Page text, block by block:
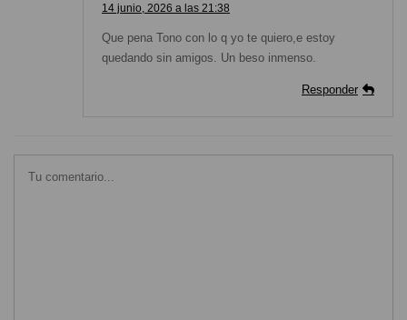
14 junio, 2026 a las 21:38
Que pena Tono con lo q yo te quiero,e estoy
quedando sin amigos. Un beso inmenso.
Responder